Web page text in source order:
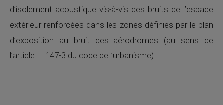
d’isolement acoustique vis-à-vis des bruits de l’espace
extérieur renforcées dans les zones définies par le plan
d’exposition au bruit des aérodromes (au sens de
l’article L. 147-3 du code de l’urbanisme).